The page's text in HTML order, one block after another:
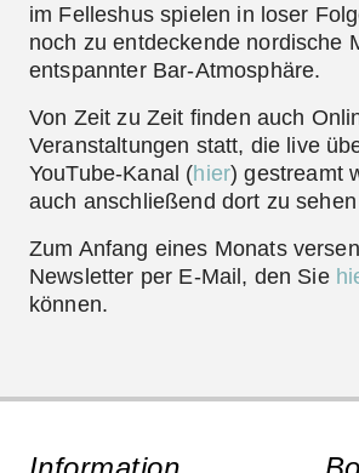
im Felleshusspielen in loser
noch zu entdeckende nordische
entspannter Bar-Atmosphäre.
Von Zeit zu Zeit finden auch
Veranstaltungen statt, die live
YouTube-Kanal (hier) gestreamt
auch anschließend dort zu
Zum Anfang eines Monats
Newsletter per E-Mail, den Sie
können.